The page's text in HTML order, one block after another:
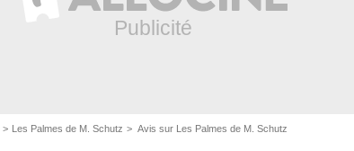
Les Palmes de M. Schutz Avis sur Les Palmes de M. Schutz